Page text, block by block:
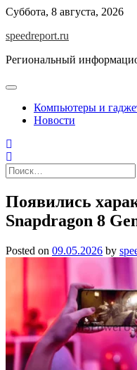
Skip
content
Суббота, 8 августа, 2026
speedreport.ru
Региональный
Компьютеры и
Новости
Найти:
Появились
Snapdragon 8
Posted on 09.05.2026 by